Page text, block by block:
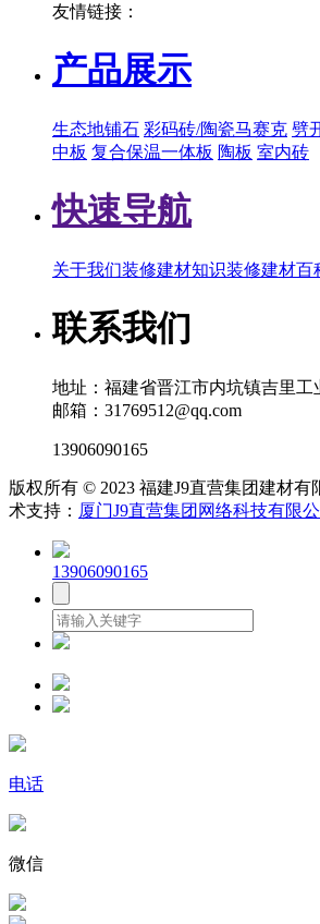
友情链接：
产品展示
生态地铺石 彩码砖/陶瓷马赛克 劈
中板 复合保温一体板 陶板 室内砖
快速导航
关于我们装修建材知识装修建材百
联系我们
地址：福建省晋江市内坑镇吉里工
邮箱：31769512@qq.com
13906090165
版权所有 © 2023 福建J9直营集团建材有
术支持： 厦门J9直营集团网络科技有限公
13906090165
电话
微信